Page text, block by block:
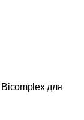
Bicomplex для